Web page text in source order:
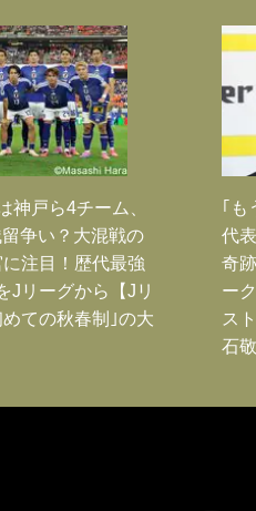
神戸ら4チーム、
争い？大混戦の
注目！歴代最強
Jリーグから【Jリ
ての秋春制｣の大
｢も
代
奇
ー
ス
石